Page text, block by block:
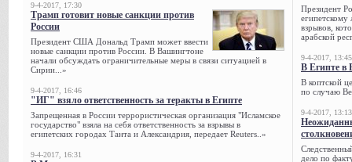
9-4-2017, 17:30
Трамп готовит новые санкции против
России
Президент США Дональд Трамп может ввести
новые санкции против России. В Вашингтоне
начали обсуждать ограничительные меры в связи ситуацией в
Сирии...»
9-4-2017, 16:46
"ИГ" взяло ответственность за теракты в Египте
Запрещенная в России террористическая организация "Исламское
государство" взяла на себя ответственность за взрывы в
египетских городах Танта и Александрия, передает Reuters..»
9-4-2017, 16:31
Президент
египетскому
взрывов,
арабской
9-4-2017, 13:45
В Египте в
В коптской
по случаю
9-4-2017, 13:13
дело по